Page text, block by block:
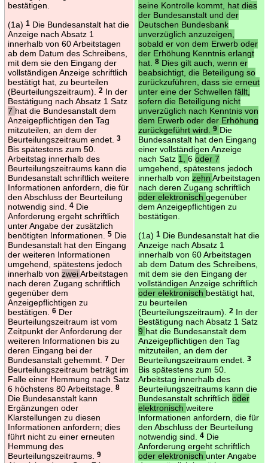
bestätigen.
(1a) 1Die Bundesanstalt hat die
Anzeige nach Absatz 1
innerhalb von 60 Arbeitstagen
ab dem Datum des Schreibens,
mit dem sie den Eingang der
vollständigen Anzeige schriftlich
bestätigt hat, zu beurteilen
(Beurteilungszeitraum).
2In der
Bestätigung nach Absatz 1 Satz
7 hat die Bundesanstalt dem
Anzeigepflichtigen den Tag
mitzuteilen, an dem der
Beurteilungszeitraum endet.
3
Bis spätestens zum 50.
Arbeitstag innerhalb des
Beurteilungszeitraums kann die
Bundesanstalt schriftlich weitere
Informationen anfordern, die für
den Abschluss der Beurteilung
notwendig sind.
4Die
Anforderung ergeht schriftlich
unter Angabe der zusätzlich
benötigten Informationen.
5Die
Bundesanstalt hat den Eingang
der weiteren Informationen
umgehend, spätestens jedoch
innerhalb von zweiArbeitstagen
nach deren Zugang schriftlich
gegenüber dem
Anzeigepflichtigen zu
bestätigen.
6Der
Beurteilungszeitraum ist vom
Zeitpunkt der Anforderung der
weiteren Informationen bis zu
deren Eingang bei der
Bundesanstalt gehemmt.
7Der
Beurteilungszeitraum beträgt im
Falle einer Hemmung nach Satz
6 höchstens 80 Arbeitstage.
8
Die Bundesanstalt kann
Ergänzungen oder
Klarstellungen zu diesen
Informationen anfordern; dies
führt nicht zu einer erneuten
Hemmung des
Beurteilungszeitraums.
9
seine Kontrolle kommt, hat dies
der Bundesanstalt und der
Deutschen Bundesbank
unverzüglich anzuzeigen,
sobald er von dem Erwerb oder
der Erhöhung Kenntnis erlangt
hat.
8Dies gilt auch, wenn er
beabsichtigt, die Beteiligung so
zurückzuführen, dass sie erneut
unter eine der Schwellen fällt,
sofern die Beteiligung nicht
unverzüglich nach Kenntnis von
dem Erwerb oder der Erhöhung
zurückgeführt wird.
9 Die
Bundesanstalt hat den Eingang
einer vollständigen Anzeige
nach Satz 1, 6 oder 7
umgehend, spätestens jedoch
innerhalb von zehn Arbeitstagen
nach deren Zugang schriftlich
oder elektronisch gegenüber
dem Anzeigepflichtigen zu
bestätigen.
(1a) 1Die Bundesanstalt hat die
Anzeige nach Absatz 1
innerhalb von 60 Arbeitstagen
ab dem Datum des Schreibens,
mit dem sie den Eingang der
vollständigen Anzeige schriftlich
oder elektronisch bestätigt hat,
zu beurteilen
(Beurteilungszeitraum).
2In der
Bestätigung nach Absatz 1 Satz
9 hat die Bundesanstalt dem
Anzeigepflichtigen den Tag
mitzuteilen, an dem der
Beurteilungszeitraum endet.
3
Bis spätestens zum 50.
Arbeitstag innerhalb des
Beurteilungszeitraums kann die
Bundesanstalt schriftlich oder
elektronisch weitere
Informationen anfordern, die für
den Abschluss der Beurteilung
notwendig sind.
4Die
Anforderung ergeht schriftlich
oder elektronisch unter Angabe